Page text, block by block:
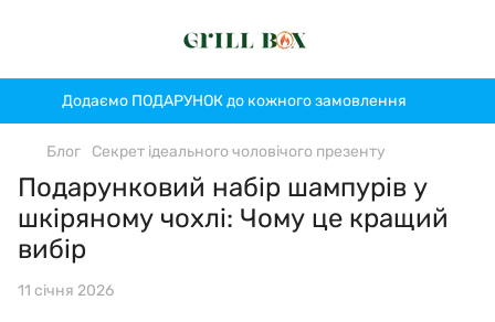
Додаємо ПОДАРУНОК до кожного замовлення
Блог Секрет ідеального чоловічого презенту
Подарунковий набір шампурів у
шкіряному чохлі: Чому це кращий
вибір
11 січня 2026